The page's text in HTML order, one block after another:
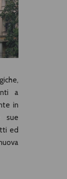
a
in
sue
ed